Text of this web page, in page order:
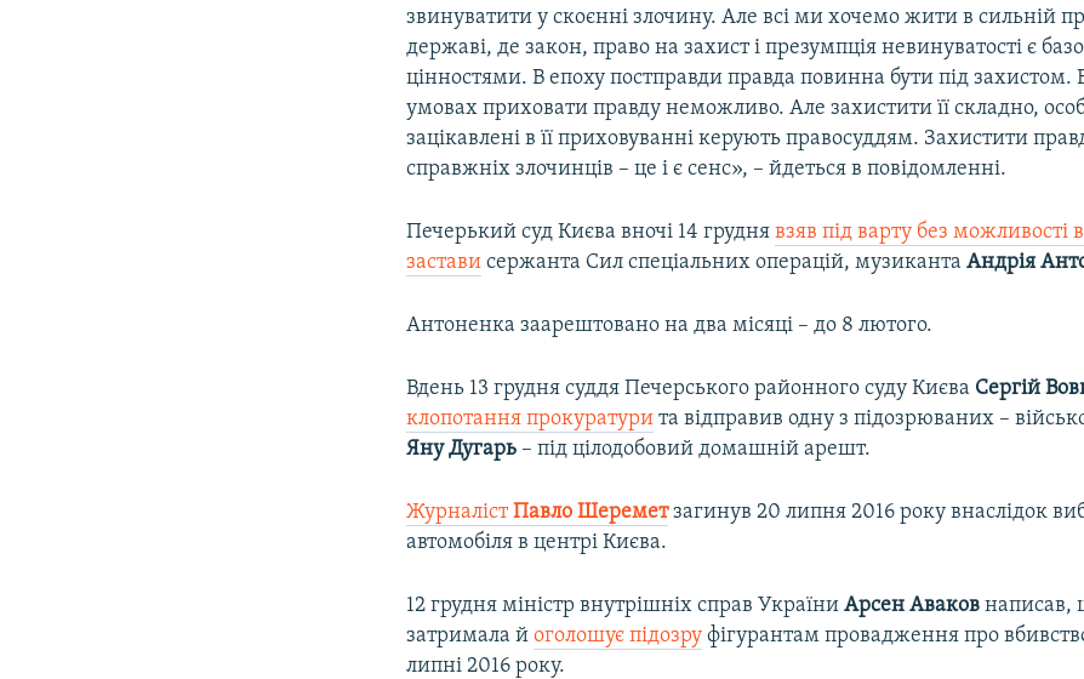
звинуватити у скоєнні злочину. Але всі ми хочемо жити в сильній
державі, де закон, право на захист і презумпція невинуватості є
цінностями. В епоху постправди правда повинна бути під захистом.
умовах приховати правду неможливо. Але захистити її складно,
зацікавлені в її приховуванні керують правосуддям. Захистити
справжніх злочинців – це і є сенс», – йдеться в повідомленні.
Печерький суд Києва вночі 14 груднявзяв під варту без можливості
застави сержанта Сил спеціальних операцій, музикантаАндрія
Антоненка заарештовано на два місяці – до 8 лютого.
Вдень 13 грудня суддя Печерського районного суду Києва Сергій
клопотання прокуратури та відправив одну з підозрюваних –
Яну Дугарь – під цілодобовий домашній арешт.
ЖурналістПавло Шеремет загинув 20 липня 2016 року внаслідок
автомобіля в центрі Києва.
12 грудня міністр внутрішніх справ УкраїниАрсен Аваков написав,
затримала йоголошує підозру фігурантам провадження про
липні 2016 року.